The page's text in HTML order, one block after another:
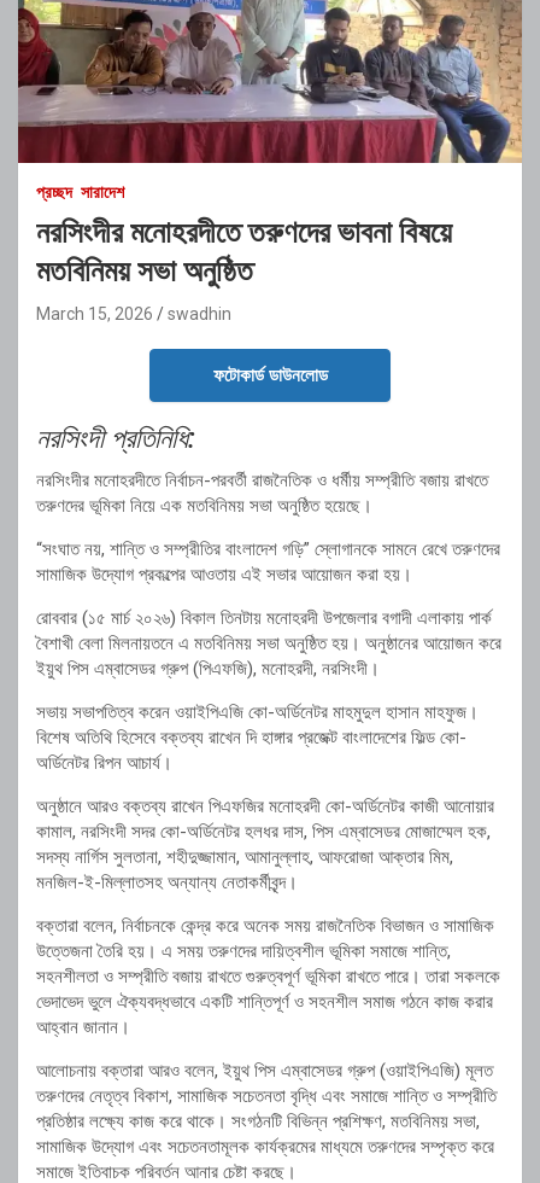
প্রচ্ছদ সারাদেশ
নরসিংদীর মনোহরদীতে তরুণদের ভাবনা বিষয়ে
মতবিনিময় সভা অনুষ্ঠিত
March 15, 2026 swadhin
ফটোকার্ড ডাউনলোড
নরসিংদীপ্রতিনিধি:
নরসিংদীর মনোহরদীতেনির্বাচন-পরবর্তী রাজনৈতিক ও ধর্মীয় সম্প্রীতিবজায় রাখতে
তরুণদের ভূমিকা নিয়ে এক মতবিনিময় সভা অনুষ্ঠিতহয়েছে।
“সংঘাতনয়, শান্তিও সম্প্রীতির বাংলাদেশ গড়ি” স্লোগানকে সামনে রেখেতরুণদের
সামাজিক উদ্যোগ প্রকল্পের আওতায় এই সভার আয়োজন করা হয়।
রোববার (১৫ মার্চ ২০২৬) বিকাল তিনটায় মনোহরদী উপজেলার বগাদী এলাকায় পার্ক
বৈশাখী বেলা মিলনায়তনে এ মতবিনিময় সভা অনুষ্ঠিতহয়। অনুষ্ঠানের আয়োজন করে
ইয়ুথ পিস এম্বাসেডর গ্রুপ (পিএফজি), মনোহরদী, নরসিংদী।
সভায় সভাপতিত্ব করেন ওয়াইপিএজি কো-অর্ডিনেটর মাহমুদুল হাসান মাহফুজ।
বিশেষ অতিথি হিসেবে বক্তব্য রাখেন দিহাঙ্গার প্রজেক্ট বাংলাদেশের ফিল্ড কো-
অর্ডিনেটর রিপন আচার্য।
অনুষ্ঠানে আরও বক্তব্য রাখেন পিএফজির মনোহরদী কো-অর্ডিনেটর কাজী আনোয়ার
কামাল, নরসিংদী সদর কো-অর্ডিনেটর হলধর দাস, পিস এম্বাসেডর মোজাম্মেল হক,
সদস্য নার্গিস সুলতানা, শহীদুজ্জামান, আমানুল্লাহ, আফরোজা আক্তার মিম,
মনজিল-ই-মিল্লাতসহ অন্যান্য নেতাকর্মীবৃন্দ।
বক্তারা বলেন, নির্বাচনকে কেন্দ্র করে অনেক সময় রাজনৈতিক বিভাজন ও সামাজিক
উত্তেজনাতৈরি হয়। এ সময়তরুণদের দায়িত্বশীল ভূমিকা সমাজে শান্তি,
সহনশীলতা ও সম্প্রীতিবজায় রাখতেগুরুত্বপূর্ণ ভূমিকা রাখতেপারে।তারা সকলকে
ভেদাভেদভুলে ঐক্যবদ্ধভাবে একটি শান্তিপূর্ণ ও সহনশীল সমাজ গঠনে কাজ করার
আহ্বান জানান।
আলোচনায় বক্তারা আরও বলেন, ইয়ুথ পিস এম্বাসেডর গ্রুপ (ওয়াইপিএজি) মূলত
তরুণদের নেতৃত্ব বিকাশ, সামাজিক সচেতনতা বৃদ্ধি এবং সমাজে শান্তিও সম্প্রীতি
প্রতিষ্ঠার লক্ষ্যে কাজ করে থাকে। সংগঠনটি বিভিন্ন প্রশিক্ষণ, মতবিনিময় সভা,
সামাজিক উদ্যোগ এবং সচেতনতামূলক কার্যক্রমের মাধ্যমেতরুণদের সম্পৃক্তকরে
সমাজে ইতিবাচক পরিবর্তন আনার চেষ্টা করছে।